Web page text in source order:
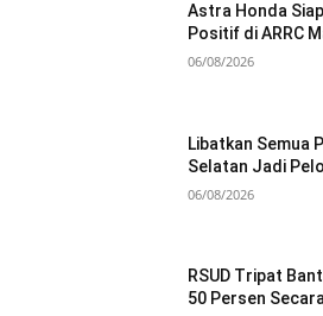
Astra Honda
Positif di ARRC
06/08/2026
Libatkan Semua
Selatan Jadi
06/08/2026
RSUD Tripat
50 Persen